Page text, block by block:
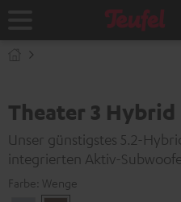
Startseite
Theater 3 Hybrid
Unser günstigstes 5.2-
integrierten Aktiv-
Farbe: Wenge